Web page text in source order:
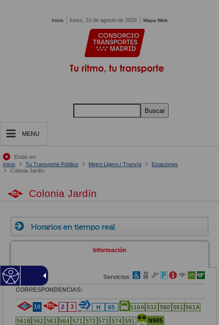
Inicio lunes, 10 de agosto de 2026 Mapa Web
Buscar
MENU
Estás en:
Inicio
Tu Transporte Público Metro Ligero / Tranvía
Estaciones
Colonia Jardín
Colonia Jardín
Horarios en tiempo real
Información
Zona
Servicios
CORRESPONDENCIAS:
10 2 3 H 65 510A 532 560 561 561A
561B 562 563 564 571 572 573 574 591 N905